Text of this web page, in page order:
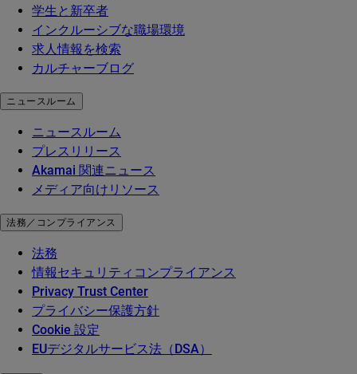
学生と新卒者
インクルーシブな職場環境
求人情報を検索
カルチャーブログ
ニュースルーム
ニュースルーム
プレスリリース
Akamai 関連ニュース
メディア向けリソース
法務／コンプライアンス
法務
情報セキュリティコンプライアンス
Privacy Trust Center
プライバシー保護方針
Cookie 設定
EUデジタルサービス法（DSA）